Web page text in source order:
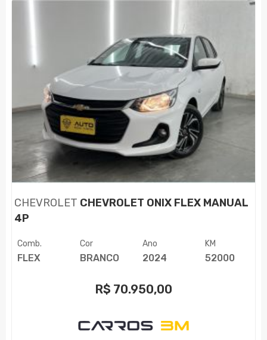
CHEVROLET CHEVROLET ONIX FLEX MANUAL
4P
Comb.
FLEX
Cor
BRANCO
Ano
2024
KM
52000
R$ 70.950,00